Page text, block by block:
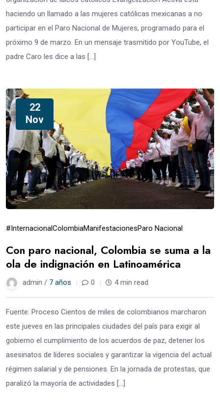
haciendo un llamado a las mujeres católicas mexicanas a no
participar en el Paro Nacional de Mujeres, programado para el
próximo 9 de marzo. En un mensaje trasmitido por YouTube, el
padre Caro les dice a las […]
22
Nov
#InternacionalColombiaManifestacionesParo Nacional
Con paro nacional, Colombia se suma a la
ola de indignación en Latinoamérica
admin / 7 años 0 4 min read
Fuente: Proceso Cientos de miles de colombianos marcharon
este jueves en las principales ciudades del país para exigir al
gobierno el cumplimiento de los acuerdos de paz, detener los
asesinatos de líderes sociales y garantizar la vigencia del actual
régimen salarial y de pensiones. En la jornada de protestas, que
paralizó la mayoría de actividades […]